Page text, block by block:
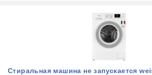
Стиральная машина не запускается